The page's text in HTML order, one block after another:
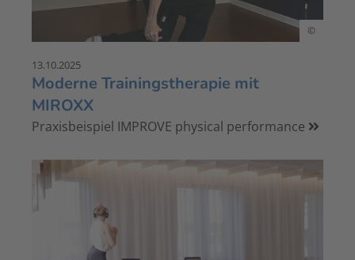
©
13.10.2025
Moderne Trainingstherapie mit
MIROXX
Praxisbeispiel IMPROVE physical performance